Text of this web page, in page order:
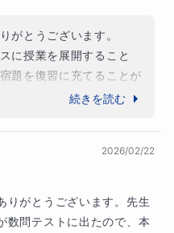
アも大好きです。
阪公立大学）農学部応用
乳（株）にて、検査業
がとうございます。
に授業を展開すること
題を復習に充てることが
に取り組めています。
続きを読む
2026/02/22
りがとうございます。先生
数問テストに出たので、本